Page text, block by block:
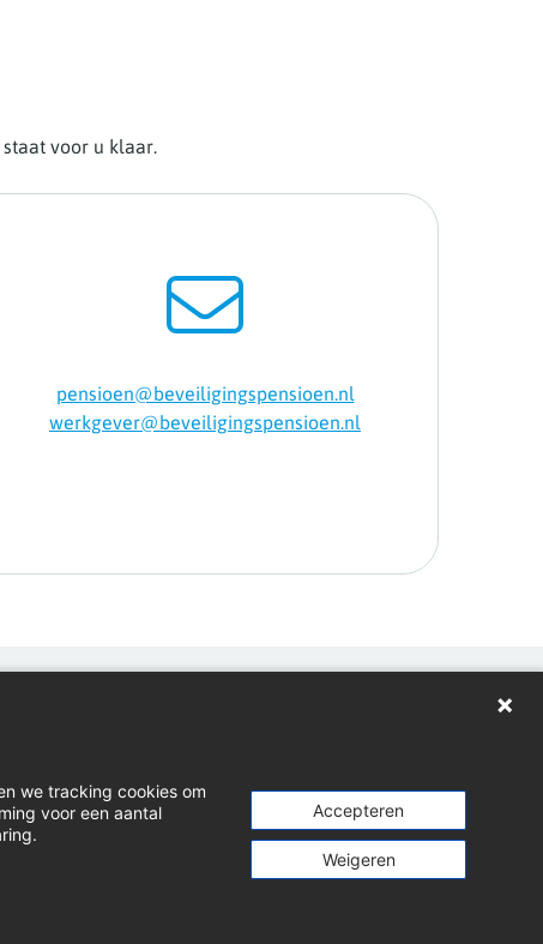
voor u klaar.
pensioen@beveiligingspensioen.nl
werkgever@beveiligingspensioen.nl
indienen
we tracking cookies om
voor een aantal
Accepteren
Weigeren